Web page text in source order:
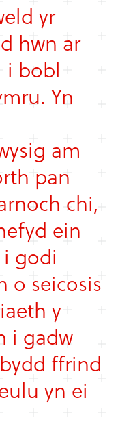
yr
hwn ar
i bobl
Yn
am
pan
chi,
ein
godi
o seicosis
y
i gadw
ffrind
yn ei